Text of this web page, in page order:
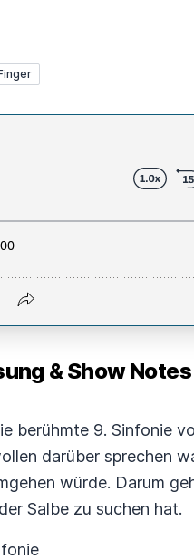
& Show Notes
berühmte 9. Sinfonie
darüber sprechen
würde. Darum
Salbe zu suchen hat.